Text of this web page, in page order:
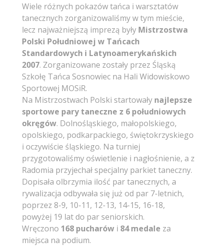
Wiele różnych pokazów tańca i warsztatów
tanecznych zorganizowaliśmy w tym mieście,
lecz najważniejszą imprezą były Mistrzostwa
Polski Południowej w Tańcach
Standardowych i Latynoamerykańskich
2007. Zorganizowane zostały przez Śląską
Szkołę Tańca Sosnowiec na Hali Widowiskowo
Sportowej MOSiR.
Na Mistrzostwach Polski startowały najlepsze
sportowe pary taneczne z 6 południowych
okręgów. Dolnośląskiego, małopolskiego,
opolskiego, podkarpackiego, świętokrzyskiego
i oczywiście śląskiego. Na turniej
przygotowaliśmy oświetlenie i nagłośnienie, a z
Radomia przyjechał specjalny parkiet taneczny.
Dopisała olbrzymia ilość par tanecznych, a
rywalizacja odbywała się już od par 7-letnich,
poprzez 8-9, 10-11, 12-13, 14-15, 16-18,
powyżej 19 lat do par seniorskich.
Wręczono 168 pucharówi 84 medale za
miejsca na podium.